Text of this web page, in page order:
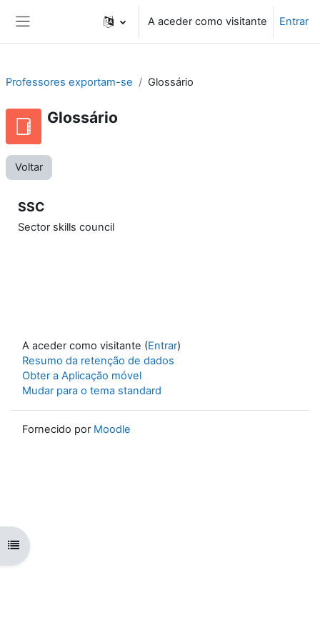
A aceder como visitante Entrar
Abrir índice da disciplina
Professores exportam-se Glossário
Glossário
Voltar
SSC
Sector skills council
A aceder como visitante (Entrar)
Resumo da retenção de dados
Obter a Aplicação móvel
Mudar para o tema standard
Fornecido por Moodle